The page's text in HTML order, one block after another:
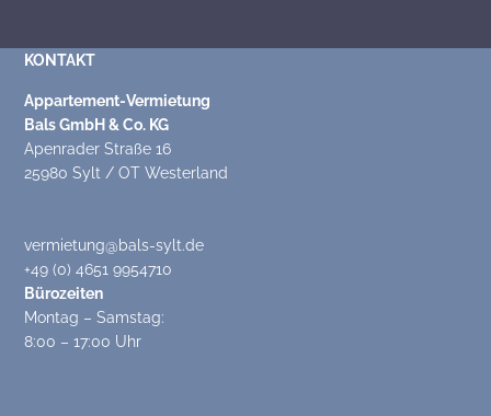
KONTAKT
Appartement-Vermietung
Bals GmbH & Co. KG
Apenrader Straße 16
25980 Sylt / OT Westerland
vermietung@bals-sylt.de
+49 (0) 4651 9954710
Bürozeiten
Montag – Samstag:
8:00 – 17:00 Uhr